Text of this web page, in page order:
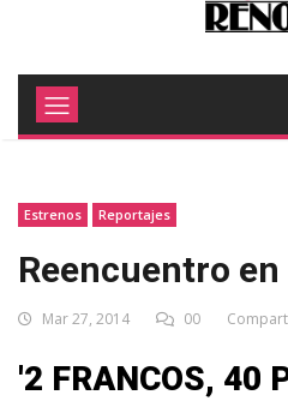
Estrenos Reportajes
Reencuentro en
Mar 27, 2014 00
'2 FRANCOS, 40